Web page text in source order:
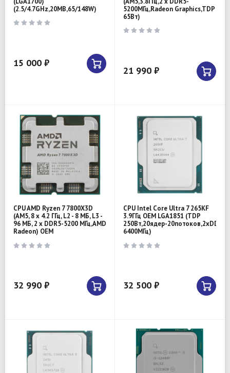
(2.5/4.7GHz,20MB,65/148W)
15 000 ₽
5200МГц,Radeon Graphics,TDP
65Вт)
21 990 ₽
CPU AMD Ryzen 7 7800X3D
(AM5, 8 x 4.2 ГГц, L2 - 8 МБ, L3 -
96 МБ, 2 х DDR5-5200 МГц,AMD
Radeon) OEM
32 990 ₽
CPU Intel Core Ultra 7 265KF
3.9ГГц OEM LGA1851 (TDP
250Вт,20ядер-20потоков,2хDDR5-
6400МГц)
32 500 ₽